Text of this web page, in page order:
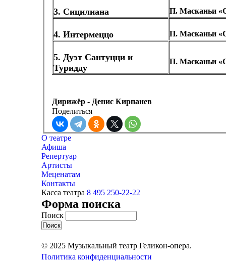
3. Сицилиана П. Масканьи
4. Интермеццо П. Масканьи
5. Дуэт Сантуцци и
Туридду
П. Масканьи
Дирижёр - Денис Кирпанев
Поделиться
О театре
Афиша
Репертуар
Артисты
Меценатам
Контакты
Касса театра 8 495 250-22-22
Форма поиска
Поиск
© 2025 Музыкальный театр Геликон-опера.
Политика конфиденциальности